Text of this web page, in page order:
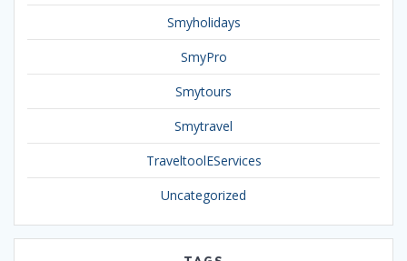
Smyholidays
SmyPro
Smytours
Smytravel
TraveltoolEServices
Uncategorized